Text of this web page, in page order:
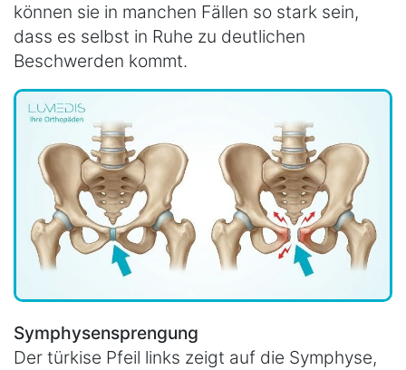
können sie in manchen Fällen so stark sein,
dass es selbst in Ruhe zu deutlichen
Beschwerden kommt.
Symphysensprengung
Der türkise Pfeil links zeigt auf die Symphyse,